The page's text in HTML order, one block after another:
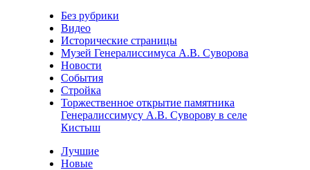
Без рубрики
Видео
Исторические страницы
Музей Генералиссимуса А.В. Суворова
Новости
События
Стройка
Торжественное открытие памятника
Генералиссимусу А.В. Суворову в селе
Кистыш
Лучшие
Новые